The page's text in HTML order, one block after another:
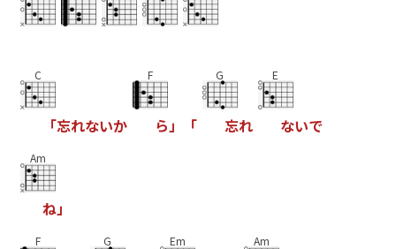
C
「忘れないか
F
ら」 「
G
忘れ
E
ないで
Am
ね」
F G Em Am